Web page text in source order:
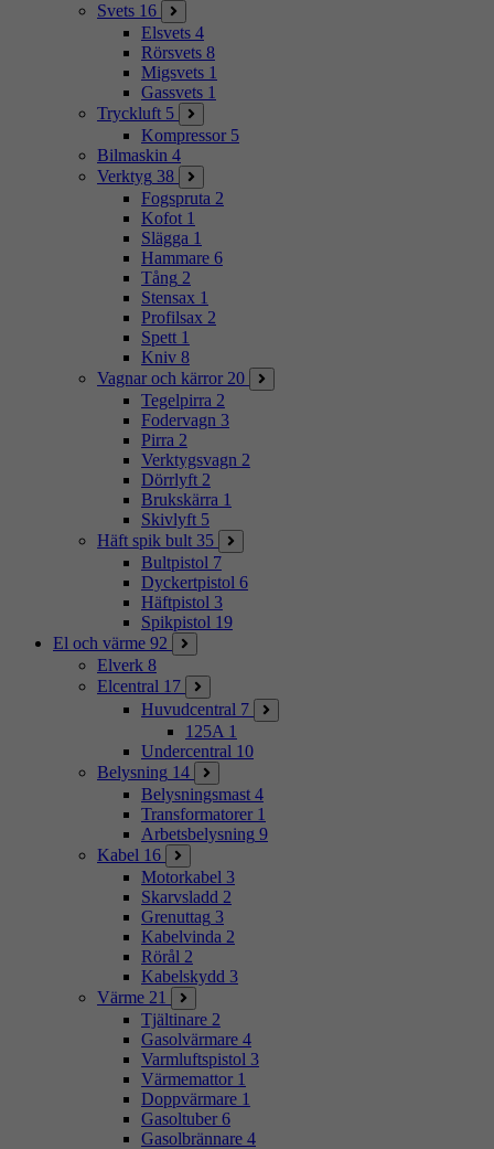
Svets 16
Elsvets 4
Rörsvets 8
Migsvets 1
Gassvets 1
Tryckluft 5
Kompressor 5
Bilmaskin 4
Verktyg 38
Fogspruta 2
Kofot 1
Slägga 1
Hammare 6
Tång 2
Stensax 1
Profilsax 2
Spett 1
Kniv 8
Vagnar och kärror 20
Tegelpirra 2
Fodervagn 3
Pirra 2
Verktygsvagn 2
Dörrlyft 2
Brukskärra 1
Skivlyft 5
Häft spik bult 35
Bultpistol 7
Dyckertpistol 6
Häftpistol 3
Spikpistol 19
El och värme 92
Elverk 8
Elcentral 17
Huvudcentral 7
125A 1
Undercentral 10
Belysning 14
Belysningsmast 4
Transformatorer 1
Arbetsbelysning 9
Kabel 16
Motorkabel 3
Skarvsladd 2
Grenuttag 3
Kabelvinda 2
Rörål 2
Kabelskydd 3
Värme 21
Tjältinare 2
Gasolvärmare 4
Varmluftspistol 3
Värmemattor 1
Doppvärmare 1
Gasoltuber 6
Gasolbrännare 4